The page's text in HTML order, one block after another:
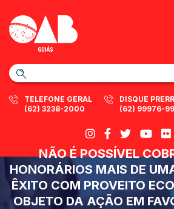
TELEFONE GERAL
(62) 3238-2000
DISQUE
(62) 99976-
NÃO É POSSÍVEL
HONORÁRIOS MAIS DE
ÊXITO COM PROVEITO
OBJETO DA AÇÃO EM